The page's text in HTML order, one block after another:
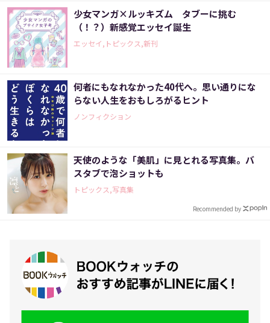
少女マンガ×ルッキズム タブーに挑む
（！？）新感覚エッセイ誕生
エッセイ,トピックス,新刊
何者にもなれなかった40代へ。思い通りにな
らない人生をおもしろがるヒント
ノンフィクション
天使のような「美肌」に見とれる写真集。バ
スタブで泡ショットも
トピックス,写真集
Recommended by